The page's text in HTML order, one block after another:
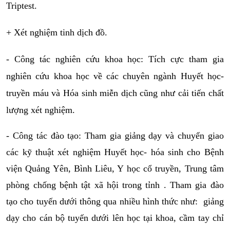
Triptest.
+ Xét nghiệm tinh dịch đồ.
- Công tác nghiên cứu khoa học: Tích cực tham gia
nghiên cứu khoa học về các chuyên ngành Huyết học-
truyền máu và Hóa sinh miễn dịch cũng như cải tiến chất
lượng xét nghiệm.
- Công tác đào tạo: Tham gia giảng dạy và chuyển giao
các kỹ thuật xét nghiệm Huyết học- hóa sinh cho Bệnh
viện Quảng Yên, Bình Liêu, Y học cổ truyền, Trung tâm
phòng chống bệnh tật xã hội trong tỉnh . Tham gia đào
tạo cho tuyến dưới thông qua nhiều hình thức như:  giảng
dạy cho cán bộ tuyến dưới lên học tại khoa, cầm tay chỉ